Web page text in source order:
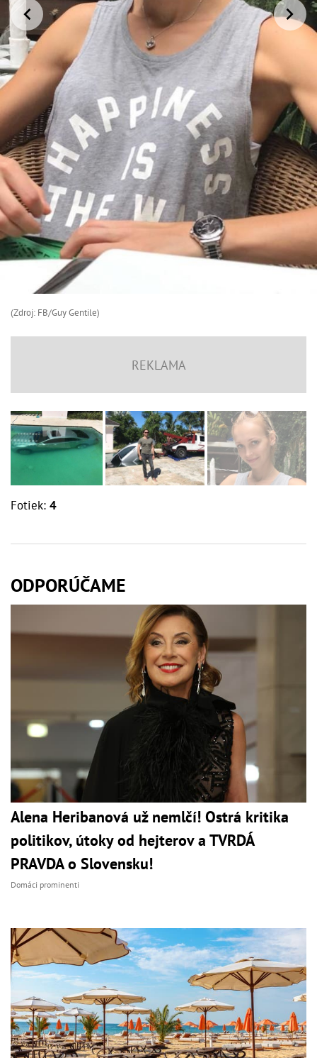
(Zdroj: FB/Guy Gentile)
Fotiek: 4
ODPORÚČAME
Alena Heribanová už nemlčí! Ostrá kritika
politikov, útoky od hejterov a TVRDÁ
PRAVDA o Slovensku!
Domáci prominenti